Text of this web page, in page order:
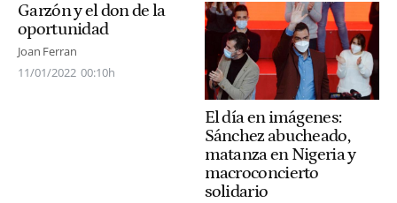
Garzón y el don de la
oportunidad
Joan Ferran
11/01/2022 00:10h
El día en imágenes:
Sánchez abucheado,
matanza en Nigeria y
macroconcierto
solidario